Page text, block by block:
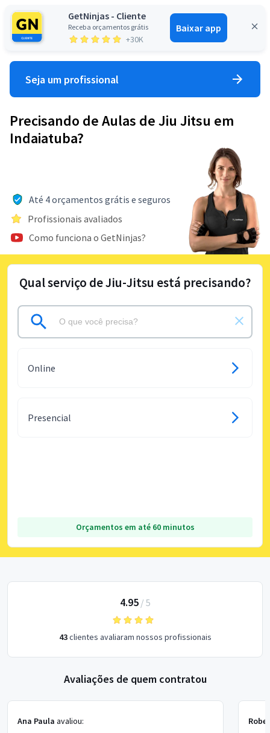
GetNinjas - Cliente
Receba orçamentos grátis
+30K
Baixar app
Entrar
Seja um profissional
Precisando de Aulas de Jiu Jitsu em
Indaiatuba?
Até 4 orçamentos grátis e seguros
Profissionais avaliados
Como funciona o GetNinjas?
Qual serviço de Jiu-Jitsu está precisando?
Online
Presencial
Orçamentos em até 60 minutos
4.95/ 5
43clientes avaliaram nossos profissionais
Avaliações de quem contratou
Ana Paula avaliou: